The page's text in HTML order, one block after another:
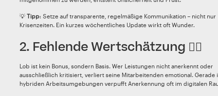
💡 Tipp: Setze auf transparente, regelmäßige Kommunikation – nicht nur
Krisenzeiten. Ein kurzes wöchentliches Update wirkt oft Wunder.
2. Fehlende Wertschätzung 🙅‍♀️
Lob ist kein Bonus, sondern Basis. Wer Leistungen nicht anerkennt oder
ausschließlich kritisiert, verliert seine Mitarbeitenden emotional. Gerade
hybriden Arbeitsumgebungen verpufft Anerkennung oft im digitalen